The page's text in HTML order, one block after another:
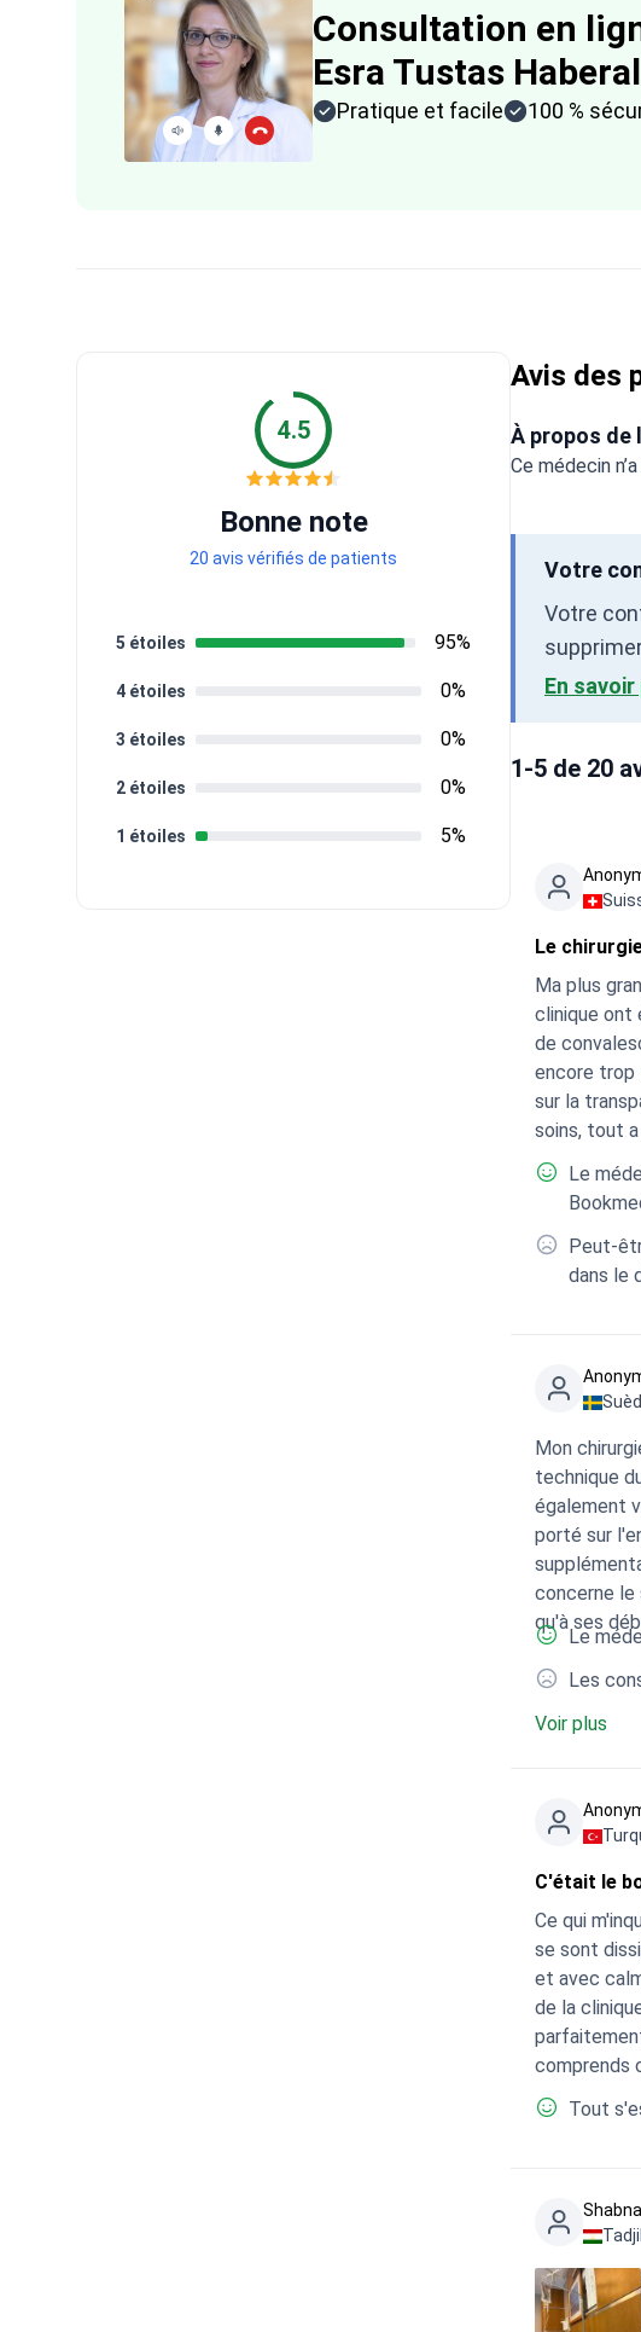
Consultation en
Esra Tustas Haberal
Pratique et facile 100 %
4.5
Bonne note
20 avis vérifiés de patients
1 étoiles 5%
2 étoiles 0%
3 étoiles 0%
4 étoiles 0%
5 étoiles 95%
Avis des
À propos de
Ce médecin
Votre
Votre
En
1-5 de 20
Le
Ma plus
clinique ont
de
encore trop
sur la
soins, tout
Le
Peut-
dans le
Mon
technique
également
porté sur
concerne le
qu'à ses
Le
Les
Voir plus
C'était le
Ce qui
se sont
et avec
de la
comprends
Tout